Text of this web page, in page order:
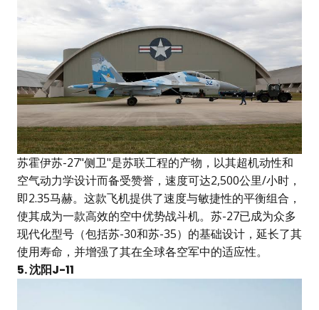
苏霍伊苏-27"侧卫"是苏联工程的产物，以其超机动性和
空气动力学设计而备受赞誉，速度可达2,500公里/小时，
即2.35马赫。这款飞机提供了速度与敏捷性的平衡组合，
使其成为一款高效的空中优势战斗机。苏-27已成为众多
现代化型号（包括苏-30和苏-35）的基础设计，延长了其
使用寿命，并增强了其在全球各空军中的适应性。
5. 沈阳J-11